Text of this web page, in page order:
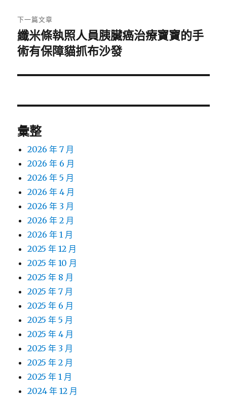
章:
下一篇文章
下
一
文
纖米條執照人員胰臟癌治療寶寶的手
術有保障貓抓布沙發
彙整
2026 年 7 月
2026 年 6 月
2026 年 5 月
2026 年 4 月
2026 年 3 月
2026 年 2 月
2026 年 1 月
2025 年 12 月
2025 年 10 月
2025 年 8 月
2025 年 7 月
2025 年 6 月
2025 年 5 月
2025 年 4 月
2025 年 3 月
2025 年 2 月
2025 年 1 月
2024 年 12 月